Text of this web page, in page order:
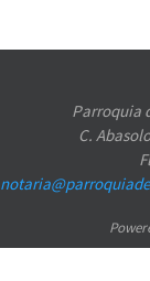
Parroquia
C.